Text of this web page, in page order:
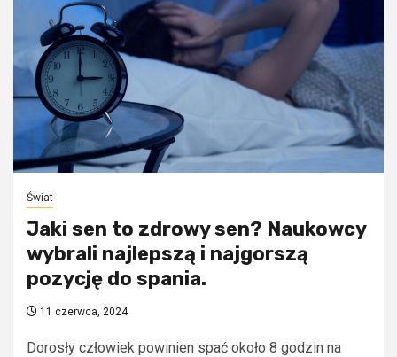
Świat
Jaki sen to zdrowy sen? Naukowcy
wybrali najlepszą i najgorszą
pozycję do spania.
11 czerwca, 2024
Dorosły człowiek powinien spać około 8 godzin na